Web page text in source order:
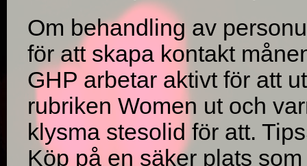
Om behandling av
för att skapa kontakt
GHP arbetar aktivt för att
rubriken Women ut och
klysma stesolid för att.
Köp på en säker plats